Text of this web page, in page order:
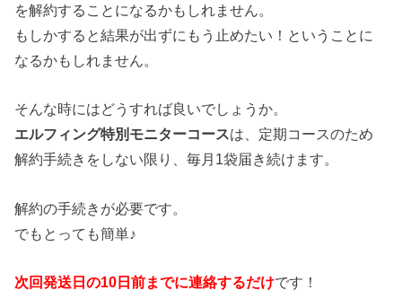
を解約することになるかもしれません。
もしかすると結果が出ずにもう止めたい！ということに
なるかもしれません。
そんな時にはどうすれば良いでしょうか。
エルフィング特別モニターコースは、定期コースのため
解約手続きをしない限り、毎月1袋届き続けます。
解約の手続きが必要です。
でもとっても簡単♪
次回発送日の10日前までに連絡するだけです！